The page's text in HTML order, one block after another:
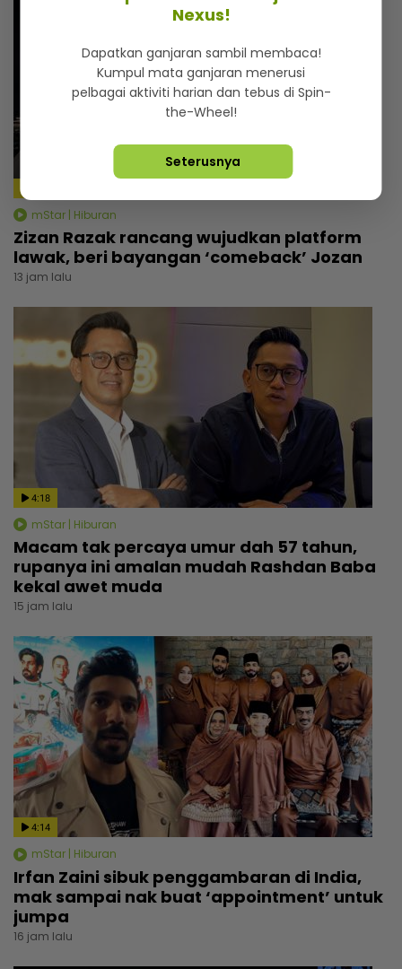
mStar | Hiburan
Zizan Razak rancang wujudkan platform
lawak, beri bayangan ‘comeback’ Jozan
13 jam lalu
4:18
mStar | Hiburan
Macam tak percaya umur dah 57 tahun,
rupanya ini amalan mudah Rashdan Baba
kekal awet muda
15 jam lalu
4:14
mStar | Hiburan
Irfan Zaini sibuk penggambaran di India,
mak sampai nak buat ‘appointment’ untuk
jumpa
16 jam lalu
Nexus!
Dapatkan ganjaran sambil membaca!
Kumpul mata ganjaran menerusi
pelbagai aktiviti harian dan tebus di Spin-
the-Wheel!
Seterusnya